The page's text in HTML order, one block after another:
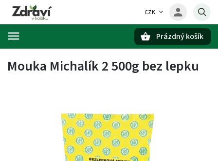
CZK
Prázdný košík
Mouka Michalík 2 500g bez lepku